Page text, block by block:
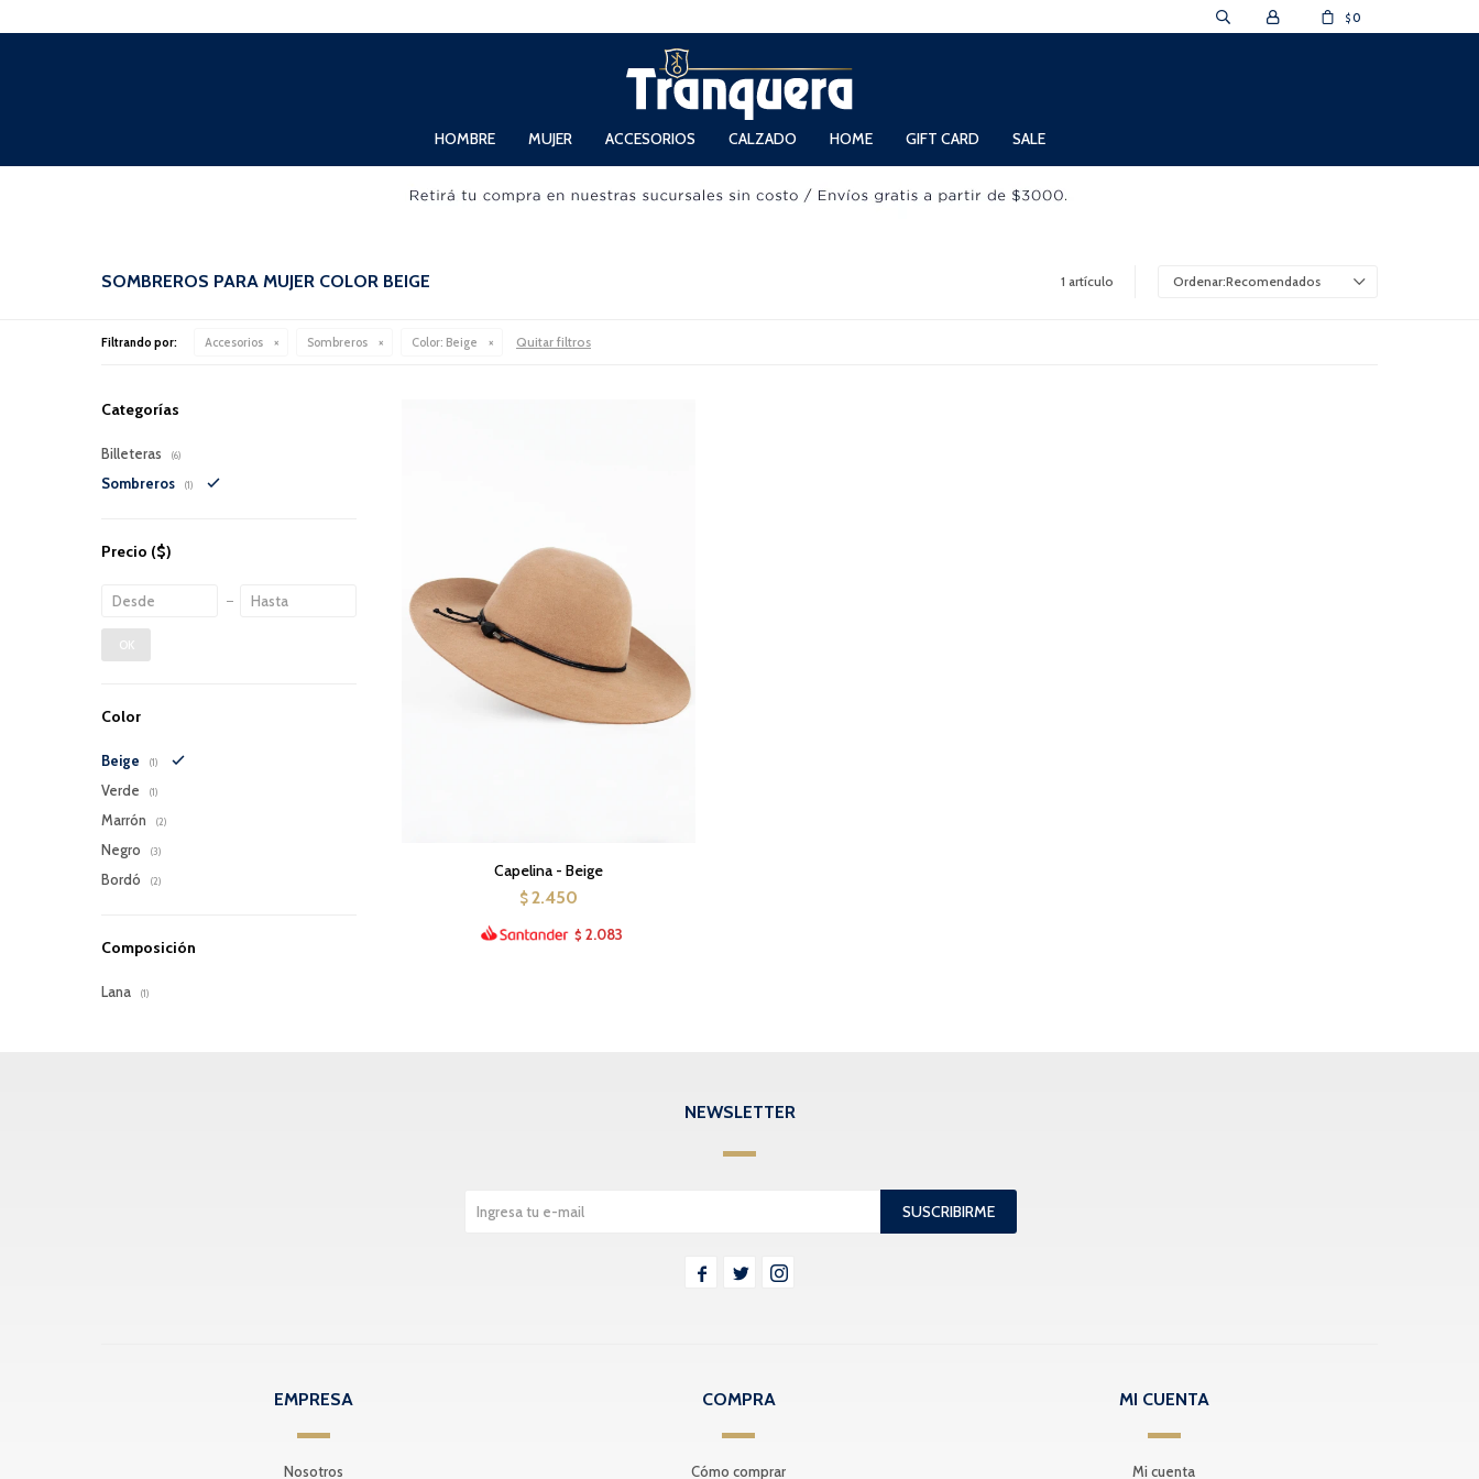
HOMBRE MUJER ACCESORIOS CALZADO HOME GIFT CARD SALE
$ 0
SOMBREROS PARA MUJER COLOR BEIGE 1 artículo Recomendados
Filtrando por: Accesorios Sombreros Color: Beige Quitar filtros
Capelina - Beige
$ 2.450
$ 2.083
Categorías
Billeteras (6)
Sombreros (1)
Precio ($)
OK
Color
Beige (1)
Verde (1)
Marrón (2)
Negro (3)
Bordó (2)
Composición
Lana (1)
EMPRESA
Nosotros
COMPRA
Cómo comprar
MI CUENTA
Mi cuenta
NEWSLETTER
SUSCRIBIRME
  